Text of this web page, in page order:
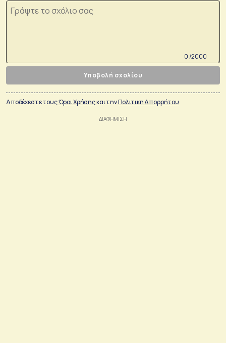
0 /2000
Υποβολή σχολίου
Αποδέχεστε τουςΌροι Χρήσηςκαι τηνΠολιτικη Απορρήτου